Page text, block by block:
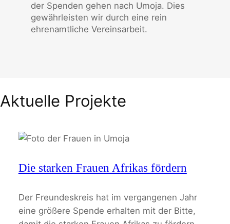
der Spenden gehen nach Umoja. Dies
gewährleisten wir durch eine rein
ehrenamtliche Vereinsarbeit.
Aktuelle Projekte
Die starken Frauen Afrikas fördern
Der Freundeskreis hat im vergangenen Jahr
eine größere Spende erhalten mit der Bitte,